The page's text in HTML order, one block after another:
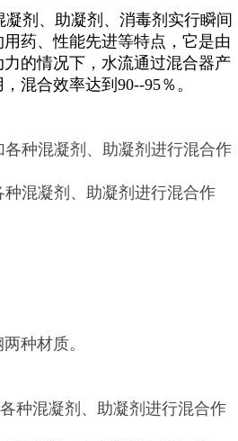
凝剂、助凝剂、消毒剂实行瞬间
药、性能先进等特点，它是由
的情况下，水流通过混合器产
混合效率达到90--95％。
种混凝剂、助凝剂进行混合作
混凝剂、助凝剂进行混合作
种材质。
种混凝剂、助凝剂进行混合作